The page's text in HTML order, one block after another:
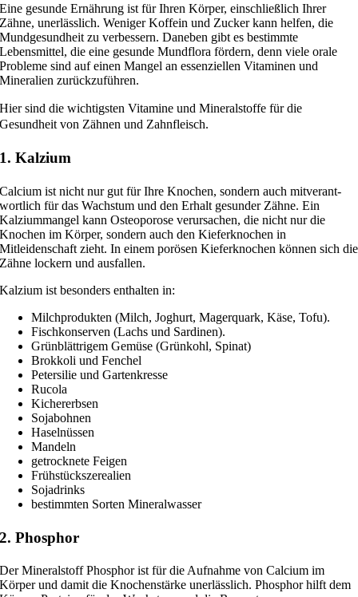
Eine gesun­de Ernährung ist für Ihren Körper, ein­schließ­lich Ihrer
Zähne, uner­läss­lich. Weniger Koffein und Zucker kann hel­fen, die
Mundgesundheit zu ver­bes­sern. Daneben gibt es bestimm­te
Lebensmittel, die eine gesun­de Mundflora för­dern, denn vie­le ora­le
Probleme sind auf einen Mangel an essen­zi­el­len Vitaminen und
Mineralien zurückzuführen.
Hier sind die wich­tigs­ten Vitamine und Mineralstoffe für die
Gesundheit von Zähnen und Zahnfleisch.
1. Kalzium
Calcium ist nicht nur gut für Ihre Knochen, son­dern auch mit­ver­ant­
wort­lich für das Wachstum und den Erhalt gesun­der Zähne. Ein
Kalziummangel kann Osteoporose ver­ur­sa­chen, die nicht nur die
Knochen im Körper, son­dern auch den Kieferknochen in
Mitleidenschaft zieht. In einem porö­sen Kieferknochen kön­nen sich die
Zähne lockern und ausfallen.
Kalzium ist beson­ders ent­hal­ten in:
Milchprodukten (Milch, Joghurt, Magerquark, Käse, Tofu).
Fischkonserven (Lachs und Sardinen).
Grünblättrigem Gemüse (Grünkohl, Spinat)
Brokkoli und Fenchel
Petersilie und Gartenkresse
Rucola
Kichererbsen
Sojabohnen
Haselnüssen
Mandeln
getrock­ne­te Feigen
Frühstückszerealien
Sojadrinks
bestimm­ten Sorten Mineralwasser
2. Phosphor
Der Mineralstoff Phosphor ist für die Aufnahme von Calcium im
Körper und damit die Knochenstärke uner­läss­lich. Phosphor hilft dem